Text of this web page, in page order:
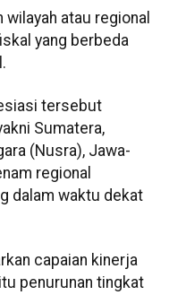
atau regional
yang berbeda
tersebut
Sumatera,
(Nusra), Jawa-
regional
dalam waktu dekat
capaian kinerja
penurunan tingkat